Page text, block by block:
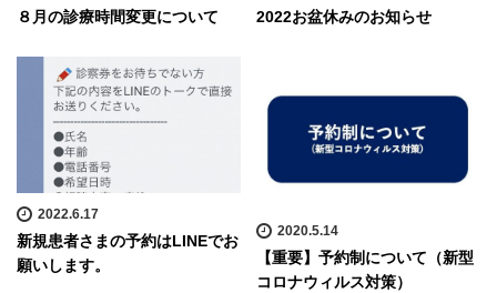
８月の診療時間変更について 2022お盆休みのお知らせ
2022.6.17
新規患者さまの予約はLINEでお
願いします。
2020.5.14
【重要】予約制について（新型
コロナウィルス対策）